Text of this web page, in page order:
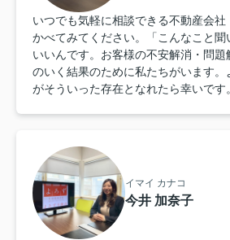
いつでも気軽に相談できる不動産会
かべてみてください。「こんなこと聞
いいんです。お客様の不安解消・問題
のいく結果のために私たちがいます
がそういった存在となれたら幸いです。
イマイ カナコ
今井 加奈子